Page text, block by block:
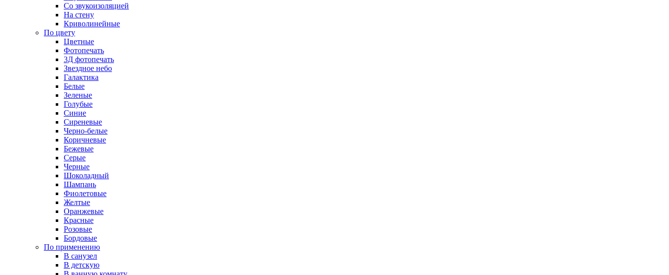
Со звукоизоляцией
На стену
Криволинейные
По цвету
Цветные
Фотопечать
3Д фотопечать
Звездное небо
Галактика
Белые
Зеленые
Голубые
Синие
Сиреневые
Черно-белые
Коричневые
Бежевые
Серые
Черные
Шоколадный
Шампань
Фиолетовые
Желтые
Оранжевые
Красные
Розовые
Бордовые
По применению
В санузел
В детскую